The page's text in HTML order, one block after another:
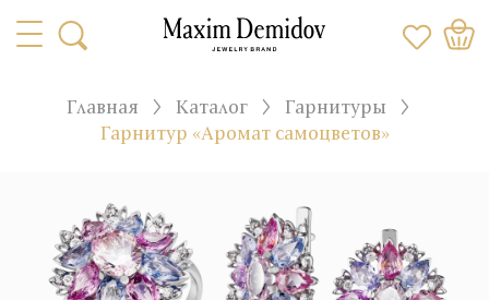
Главная Каталог
Гарнитуры
Гарнитур «Аромат самоцветов»